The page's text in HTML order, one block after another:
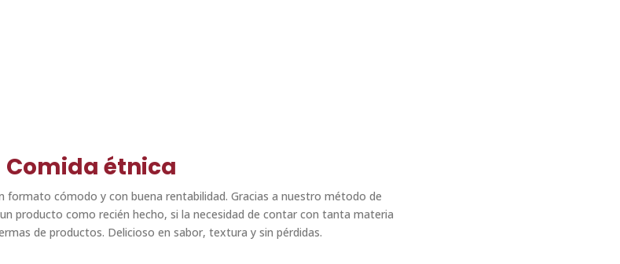
Comida étnica
formato cómodo y con buena rentabilidad. Gracias a nuestro método de
producto como recién hecho, si la necesidad de contar con tanta materia
de productos. Delicioso en sabor, textura y sin pérdidas.